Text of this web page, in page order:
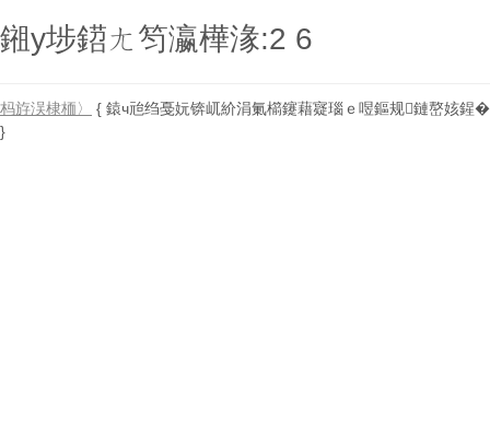
鎺у埗鍣ㄤ笉瀛樺湪:2 6
杩斿洖棣栭〉
{ 鎱ч兘绉戞妧锛屼紒涓氭櫤鑳藉寲瑙ｅ喅鏂规鏈嶅姟鍟�
}